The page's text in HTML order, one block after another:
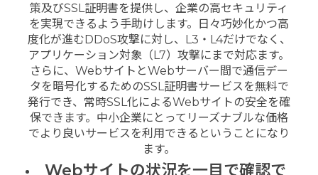
策及びSSL証明書を提供し、企業の高セキュリティ
を実現できるよう手助けします。日々巧妙化かつ高
度化が進むDDoS攻撃に対し、L3・L4だけでなく、
アプリケーション対象（L7）攻撃にまで対応ます。
さらに、WebサイトとWebサーバー間で通信デー
タを暗号化するためのSSL証明書サービスを無料で
発行でき、常時SSL化によるWebサイトの安全を確
保できます。中小企業にとってリーズナブルな価格
でより良いサービスを利用できるということになり
ます。
Webサイトの状況を一目で確認で